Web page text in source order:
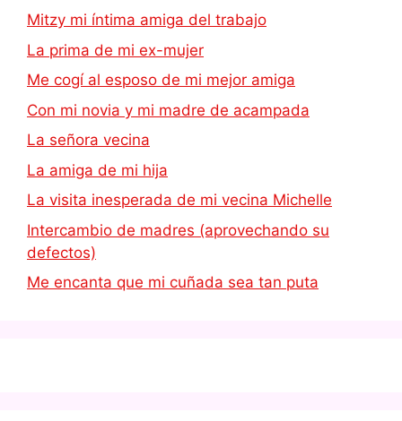
Mitzy mi íntima amiga del trabajo
La prima de mi ex-mujer
Me cogí al esposo de mi mejor amiga
Con mi novia y mi madre de acampada
La señora vecina
La amiga de mi hija
La visita inesperada de mi vecina Michelle
Intercambio de madres (aprovechando su
defectos)
Me encanta que mi cuñada sea tan puta